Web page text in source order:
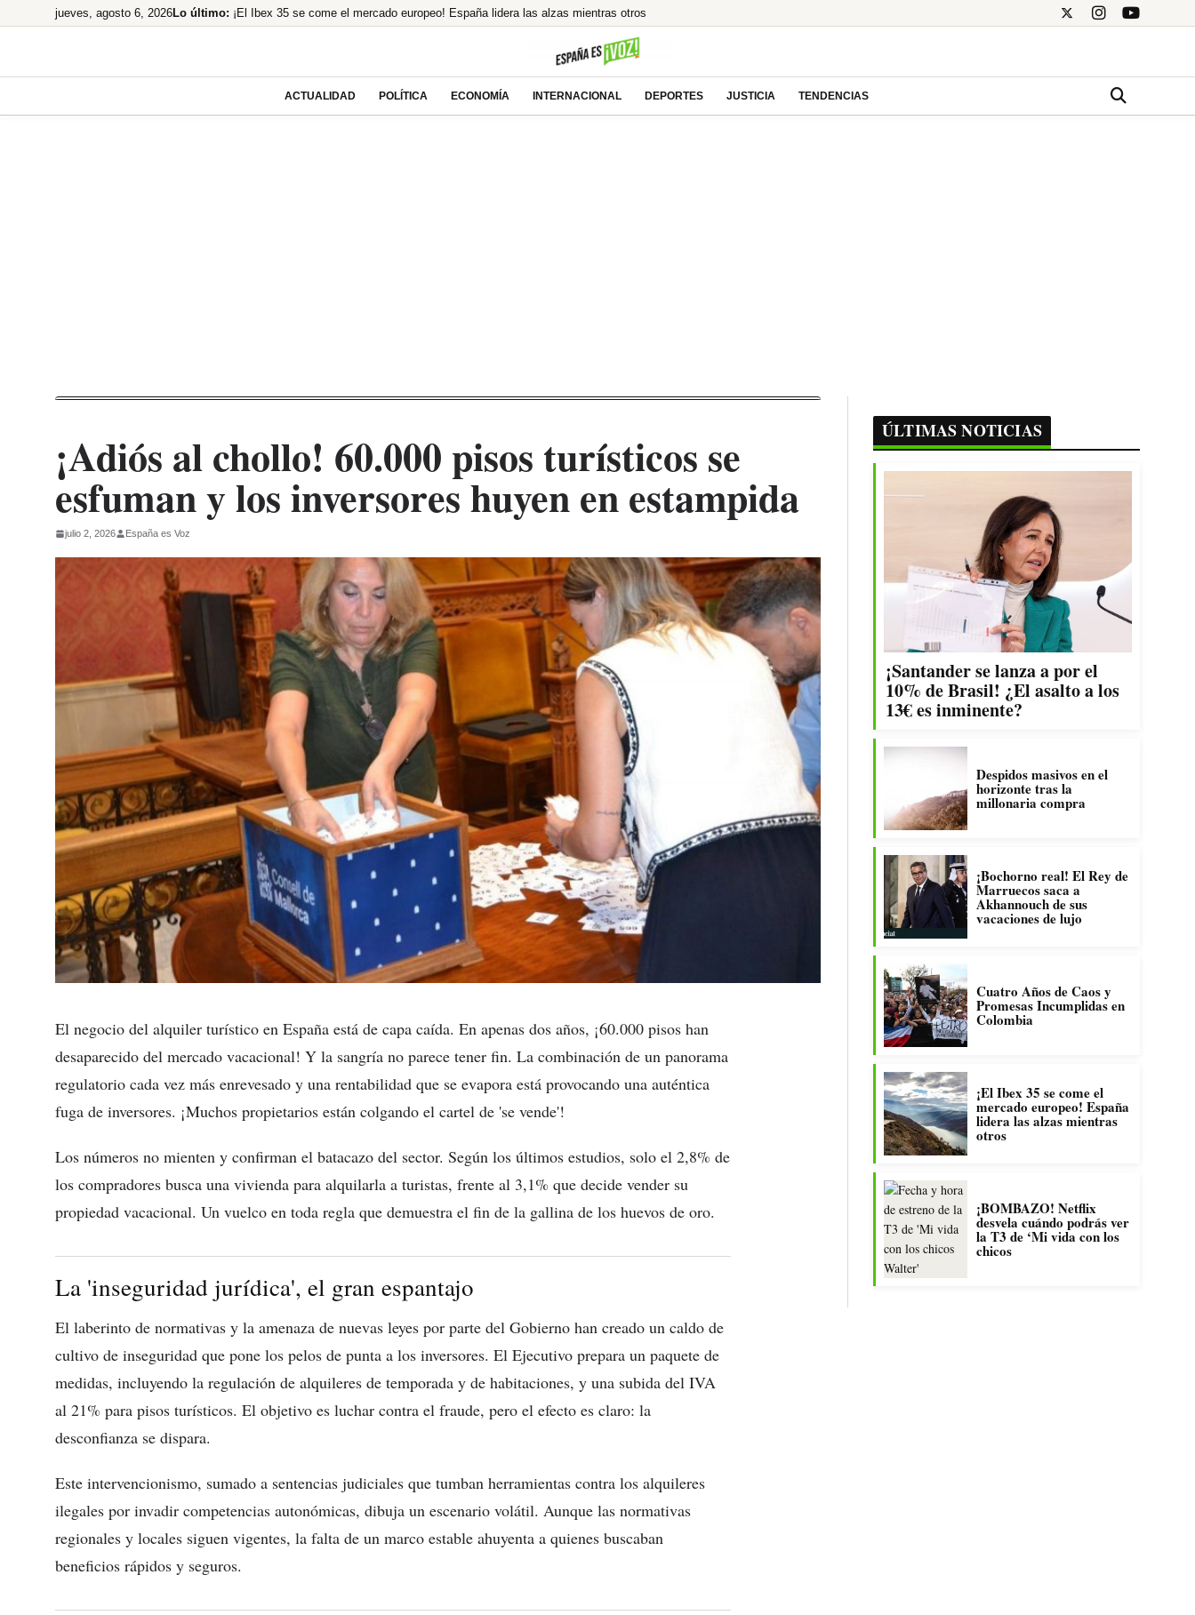
al
jueves, agosto 6, 2026Lo último: ¡El Ibex 35 se come el mercado europeo! España lidera las alzas mientras otros
¡Santander se lanza a por el 10% de Brasil! ¿El asalto a los 13€ es inminente?
¡Bochorno real! El Rey de Marruecos saca a Akhannouch de sus vacaciones de lujo
Cuatro Años de Caos y Promesas Incumplidas en Colombia
ACTUALIDAD POLÍTICA ECONOMÍA INTERNACIONAL DEPORTES JUSTICIA TENDENCIAS
¡Adiós al chollo! 60.000 pisos turísticos se
esfuman y los inversores huyen en estampida
julio 2, 2026 España es Voz
El negocio del alquiler turístico en España está de capa caída. En apenas dos años, ¡60.000 pisos han
desaparecido del mercado vacacional! Y la sangría no parece tener fin. La combinación de un panorama
regulatorio cada vez más enrevesado y una rentabilidad que se evapora está provocando una auténtica
fuga de inversores. ¡Muchos propietarios están colgando el cartel de 'se vende'!
Los números no mienten y confirman el batacazo del sector. Según los últimos estudios, solo el 2,8% de
los compradores busca una vivienda para alquilarla a turistas, frente al 3,1% que decide vender su
propiedad vacacional. Un vuelco en toda regla que demuestra el fin de la gallina de los huevos de oro.
La 'inseguridad jurídica', el gran espantajo
El laberinto de normativas y la amenaza de nuevas leyes por parte del Gobierno han creado un caldo de
cultivo de inseguridad que pone los pelos de punta a los inversores. El Ejecutivo prepara un paquete de
medidas, incluyendo la regulación de alquileres de temporada y de habitaciones, y una subida del IVA
al 21% para pisos turísticos. El objetivo es luchar contra el fraude, pero el efecto es claro: la
desconfianza se dispara.
Este intervencionismo, sumado a sentencias judiciales que tumban herramientas contra los alquileres
ilegales por invadir competencias autonómicas, dibuja un escenario volátil. Aunque las normativas
regionales y locales siguen vigentes, la falta de un marco estable ahuyenta a quienes buscaban
beneficios rápidos y seguros.
ÚLTIMAS NOTICIAS
¡Santander se lanza a por el
10% de Brasil! ¿El asalto a los
13€ es inminente?
Despidos masivos en el
horizonte tras la
millonaria compra
¡Bochorno real! El Rey de
Marruecos saca a
Akhannouch de sus
vacaciones de lujo
Cuatro Años de Caos y
Promesas Incumplidas en
Colombia
¡El Ibex 35 se come el
mercado europeo! España
lidera las alzas mientras
otros
¡BOMBAZO! Netflix
desvela cuándo podrás ver
la T3 de ‘Mi vida con los
chicos